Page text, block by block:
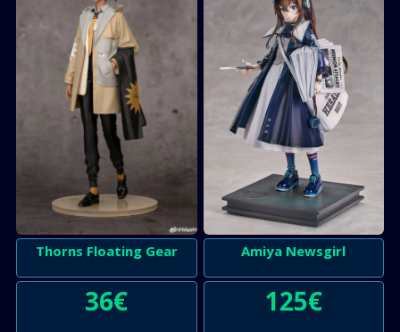
Thorns Floating Gear
36€
Amiya Newsgirl
125€